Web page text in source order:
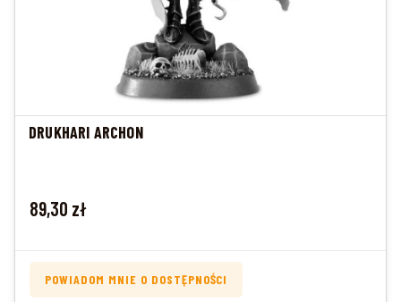
DRUKHARI ARCHON
Cena
89,30 zł
POWIADOM MNIE O DOSTĘPNOŚCI